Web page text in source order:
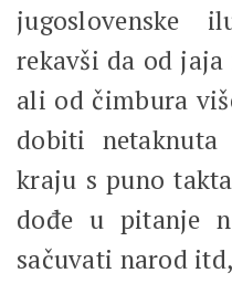
jugoslovenske
rekavši da od
ali od čimbura
dobiti
kraju s puno
dođe u pitanje
sačuvati narod